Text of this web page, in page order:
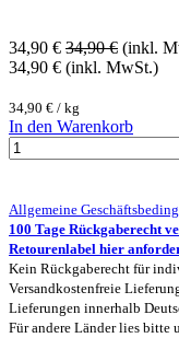
34,90 € 34,90€ (inkl.
34,90 € (inkl. MwSt.)
34,90 € / kg
In den Warenkorb
Allgemeine
100 Tage Rückgaberecht
Retourenlabel hier
Kein Rückgaberecht für
Versandkostenfreie
Lieferungen innerhalb
Für andere Länder lies bitte